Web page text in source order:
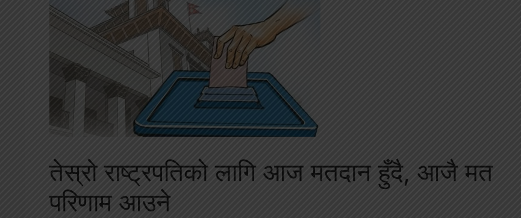
तेस्रो राष्ट्रपतिको लागि आज मतदान हुँदै, आजै मत
परिणाम आउने